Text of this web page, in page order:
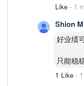
Like · 1
Shion
好业绩
只能稳
1 Like ·